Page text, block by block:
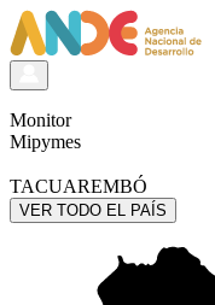
Monitor
Mipymes
TACUAREMBÓ